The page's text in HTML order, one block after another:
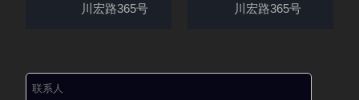
川宏路365号
川宏路365号